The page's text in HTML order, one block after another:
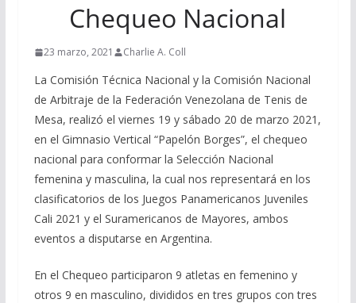
Chequeo Nacional
23 marzo, 2021 Charlie A. Coll
La Comisión Técnica Nacional y la Comisión Nacional
de Arbitraje de la Federación Venezolana de Tenis de
Mesa, realizó el viernes 19 y sábado 20 de marzo 2021,
en el Gimnasio Vertical “Papelón Borges”, el chequeo
nacional para conformar la Selección Nacional
femenina y masculina, la cual nos representará en los
clasificatorios de los Juegos Panamericanos Juveniles
Cali 2021 y el Suramericanos de Mayores, ambos
eventos a disputarse en Argentina.
En el Chequeo participaron 9 atletas en femenino y
otros 9 en masculino, divididos en tres grupos con tres